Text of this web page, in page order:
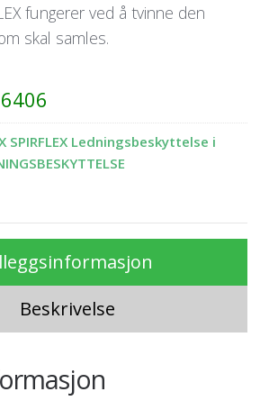
fungerer ved å tvinne den
skal samles.
SPIRFLEX Ledningsbeskyttelse i
Beskrivelse